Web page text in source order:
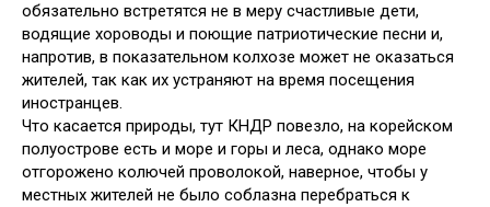
обязательно встретятся не в меру счастливые дети,
водящие хороводы и поющие патриотические песни и,
напротив, в показательном колхозе может не оказаться
жителей, так как их устраняют на время посещения
иностранцев.
Что касается природы, тут КНДР повезло, на корейском
полуострове есть и море и горы и леса, однако море
отгорожено колючей проволокой, наверное, чтобы у
местных жителей не было соблазна перебраться к